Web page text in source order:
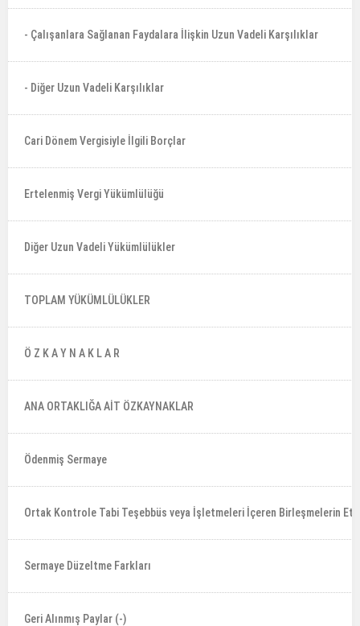
- Çalışanlara Sağlanan Faydalara İlişkin Uzun Vadeli Karşılıklar
- Diğer Uzun Vadeli Karşılıklar
Cari Dönem Vergisiyle İlgili Borçlar
Ertelenmiş Vergi Yükümlülüğü
Diğer Uzun Vadeli Yükümlülükler
TOPLAM YÜKÜMLÜLÜKLER
Ö Z K A Y N A K L A R
ANA ORTAKLIĞA AİT ÖZKAYNAKLAR
Ödenmiş Sermaye
Ortak Kontrole Tabi Teşebbüs veya İşletmeleri İçeren Birleşmelerin
Sermaye Düzeltme Farkları
Geri Alınmış Paylar (-)